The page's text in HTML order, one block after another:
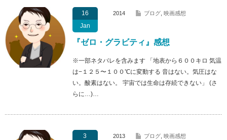
16
Jan
2014 ブログ, 映画感想
『ゼロ・グラビティ』感想
※一部ネタバレを含みます 「地表から６００キロ 気温
は−１２５〜１００℃に変動する 音はない。気圧はな
い。酸素はない。 宇宙では生命は存続できない」 (さ
らに…)…
3
2013 ブログ, 映画感想